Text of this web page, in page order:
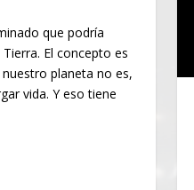
que podría
El concepto es
planeta no es,
vida. Y eso tiene